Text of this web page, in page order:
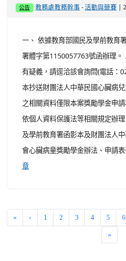
公告 教務處教務幹事 -活動與競賽 |
一、 依據教育部國民及學前教育
署體字第1150057763號函辦理。
有疑義，請逕洽該會詢問(電話：
本抄送財團法人中華民國心臟病
之相關資料僅限本案獎勵學金申
依個人資料保護法等相關規定辦
及學前教育署函影本及財團法人
會心臟病童獎勵學金辦法、申請
章
« ‹ 1 2 3 4 5 6
»